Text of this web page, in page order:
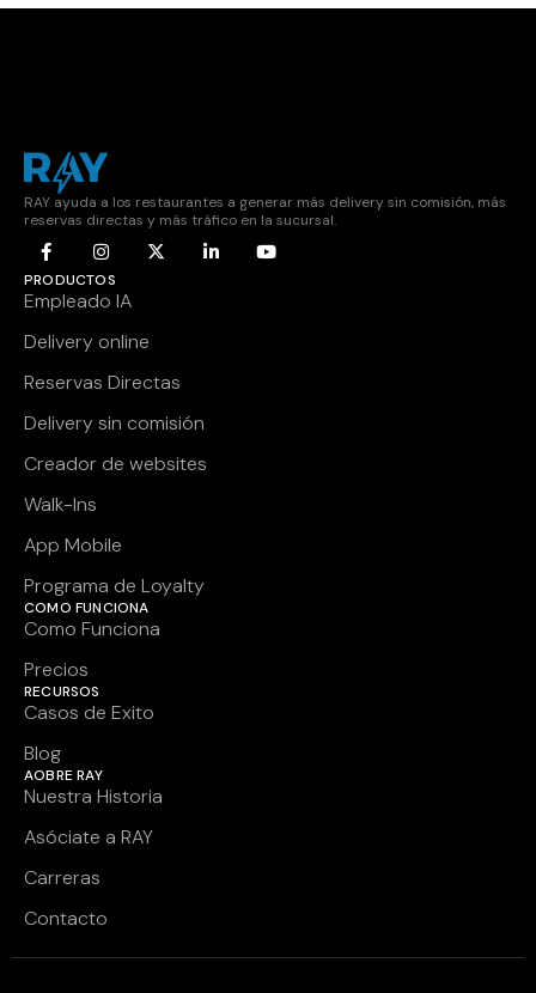
RAY ayuda a los restaurantes a generar más delivery sin comisión, más
reservas directas y más tráfico en la sucursal.
PRODUCTOS
Empleado IA
Delivery online
Reservas Directas
Delivery sin comisión
Creador de websites
Walk-Ins
App Mobile
Programa de Loyalty
COMO FUNCIONA
Como Funciona
Precios
RECURSOS
Casos de Exito
Blog
AOBRE RAY
Nuestra Historia
Asóciate a RAY
Carreras
Contacto